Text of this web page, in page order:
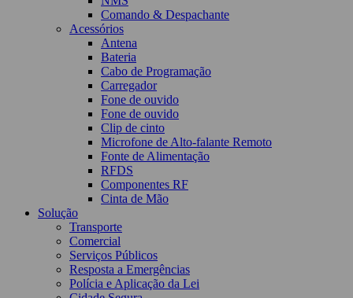
Comando & Despachante
Acessórios
Antena
Bateria
Cabo de Programação
Carregador
Fone de ouvido
Fone de ouvido
Clip de cinto
Microfone de Alto-falante Remoto
Fonte de Alimentação
RFDS
Componentes RF
Cinta de Mão
Solução
Transporte
Comercial
Serviços Públicos
Resposta a Emergências
Polícia e Aplicação da Lei